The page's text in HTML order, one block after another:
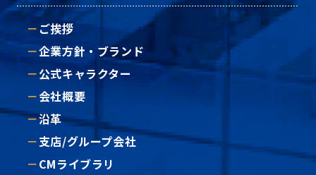
ご挨拶
企業方針・ブランド
公式キャラクター
会社概要
沿革
支店/グループ会社
CMライブラリ